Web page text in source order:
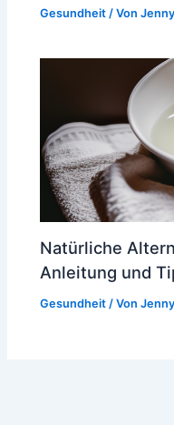
Gesundheit / VonJenny
Natürliche
Anleitung und
Gesundheit / VonJenny